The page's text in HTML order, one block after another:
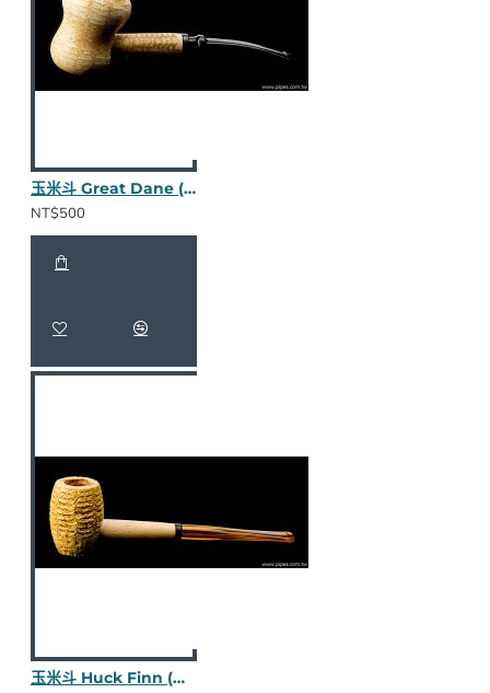
玉米斗 Great Dane (Spool 彎斗) M195-2
NT$500
玉米斗 Huck Finn (長黃嘴) M800-1